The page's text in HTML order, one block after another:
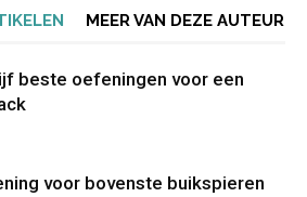
MEER VAN DEZE AUTEUR
beste oefeningen voor een
voor bovenste buikspieren